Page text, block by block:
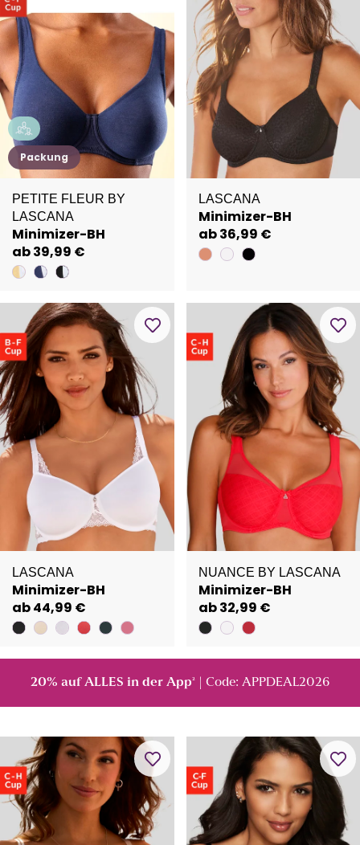
Packung
PETITE FLEUR BY
LASCANA
Minimizer-BH
ab 39,99 €
LASCANA
Minimizer-BH
ab 36,99 €
LASCANA
Minimizer-BH
ab 44,99 €
NUANCE BY LASCANA
Minimizer-BH
ab 32,99 €
20% auf ALLES in der App² | Code: APPDEAL2026